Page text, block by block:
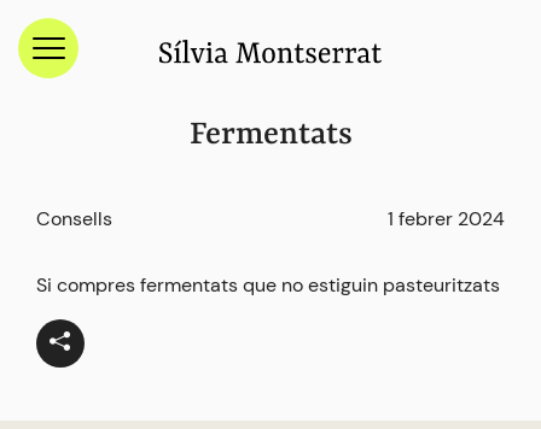
Menú
Fermentats
Consells 1 febrer 2024
Si compres fermentats que no estiguin pasteuritzats